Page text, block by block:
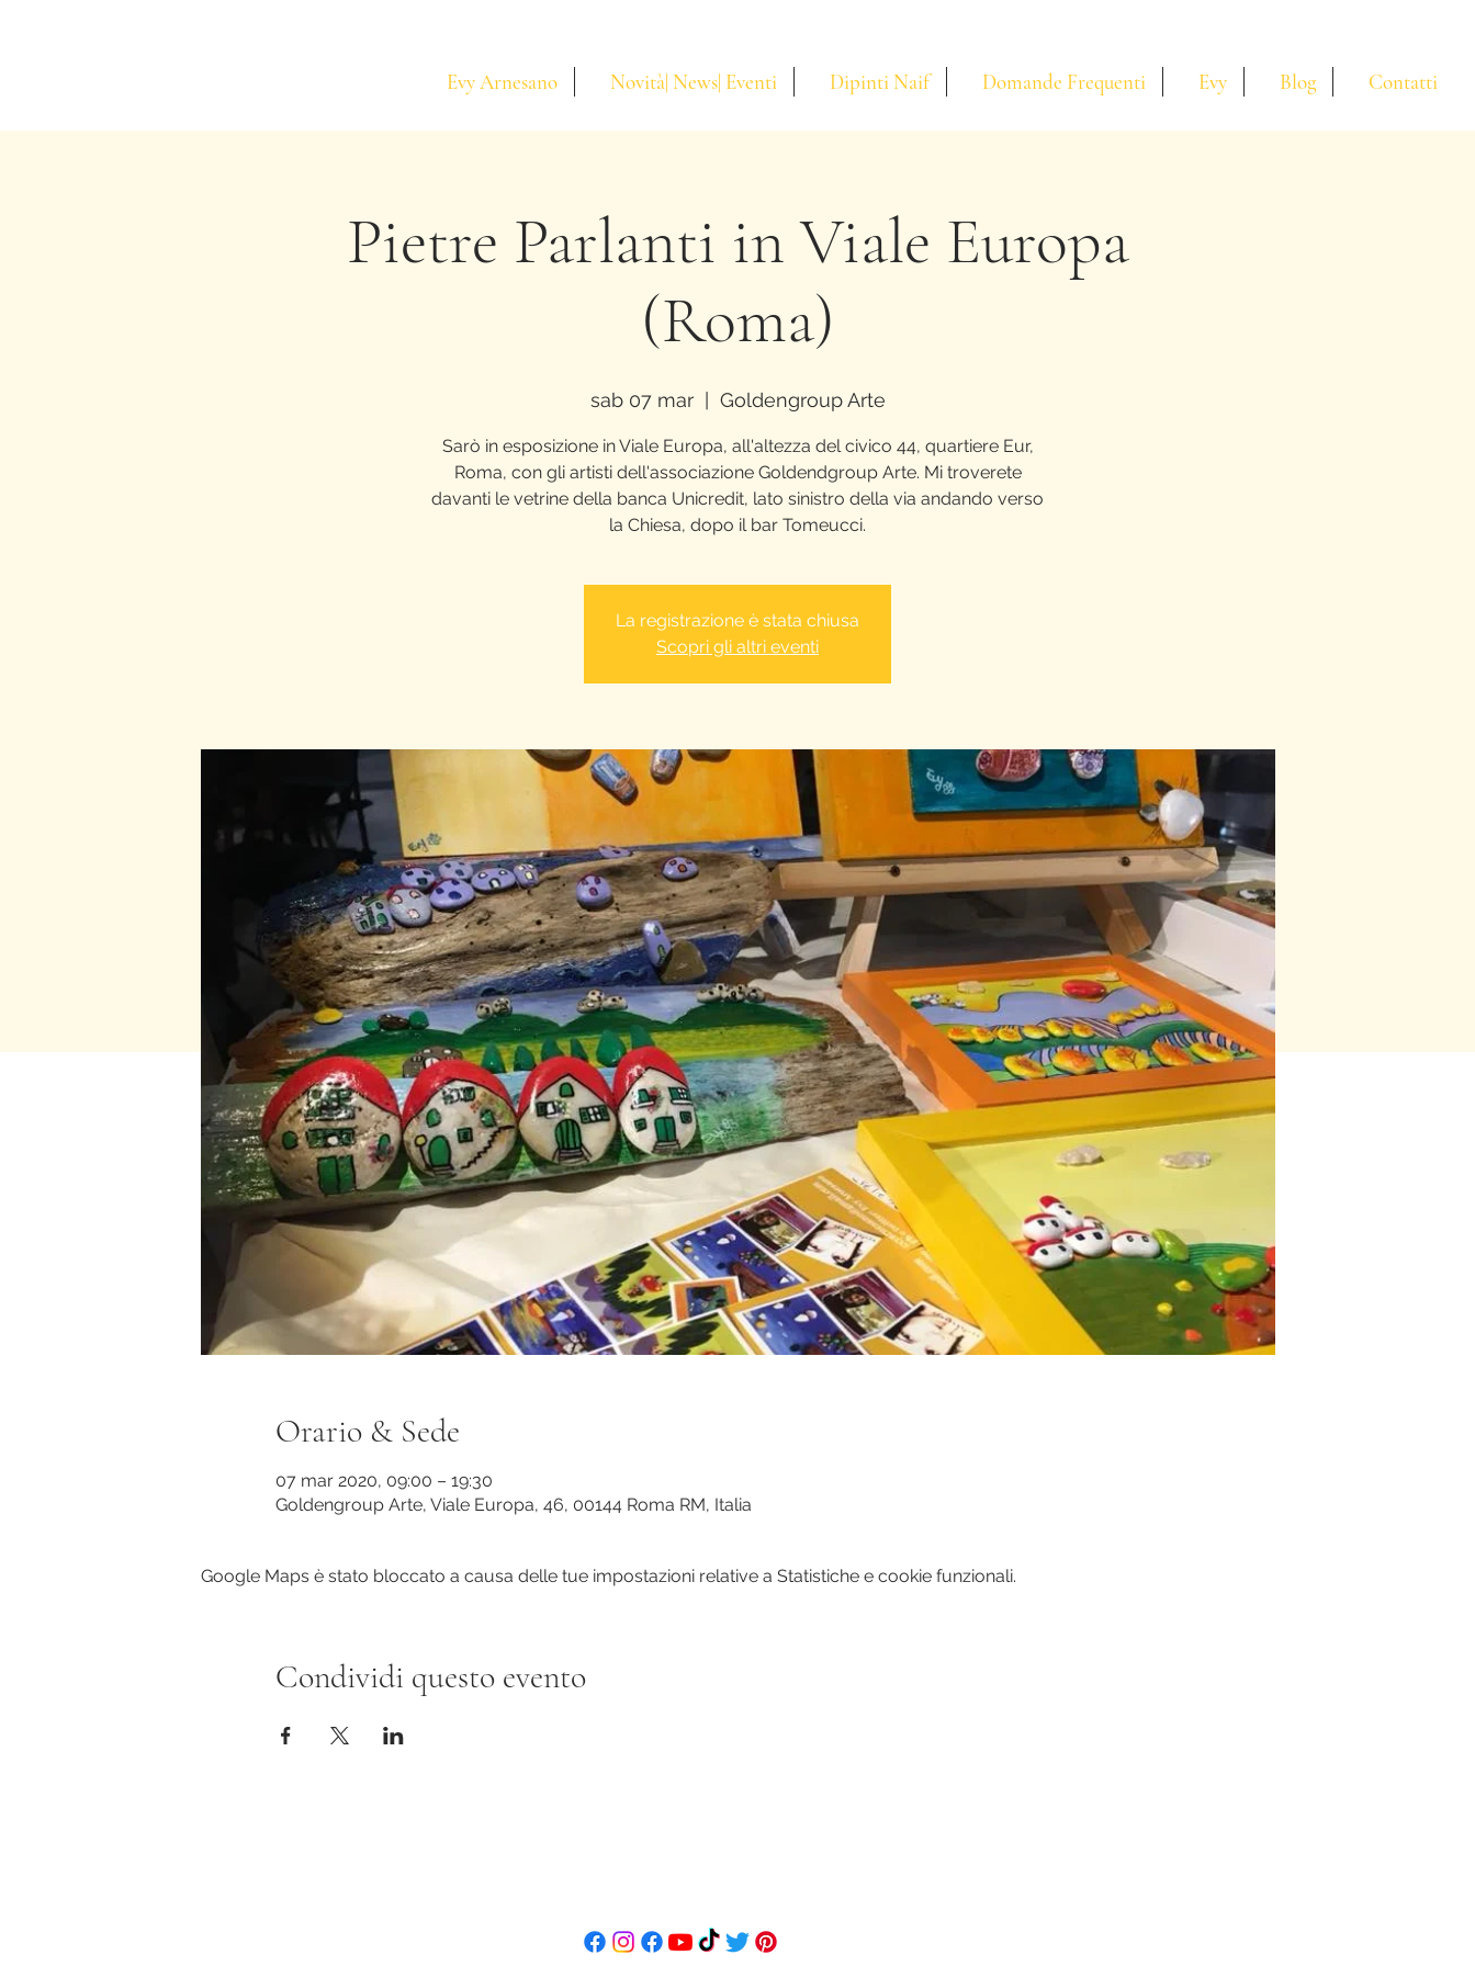
Evy Arnesano Novità| News| Eventi Dipinti Naif Domande Frequenti Evy Blog Contatti
Pietre Parlanti in Viale Europa
(Roma)
sab 07 mar
  |
Goldengroup Arte
Sarò in esposizione in Viale Europa, all'altezza del civico 44, quartiere Eur,
Roma, con gli artisti dell'associazione Goldendgroup Arte. Mi troverete
davanti le vetrine della banca Unicredit, lato sinistro della via andando verso
la Chiesa, dopo il bar Tomeucci.
La registrazione è stata chiusa
Scopri gli altri eventi
Orario & Sede
07 mar 2020, 09:00 – 19:30
Goldengroup Arte, Viale Europa, 46, 00144 Roma RM, Italia
Google Maps è stato bloccato a causa delle tue impostazioni relative a Statistiche e cookie funzionali.
Condividi questo evento